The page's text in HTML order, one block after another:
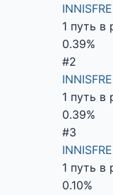
1 путь в
0.39%
#2
1 путь в
0.39%
#3
1 путь в
0.10%